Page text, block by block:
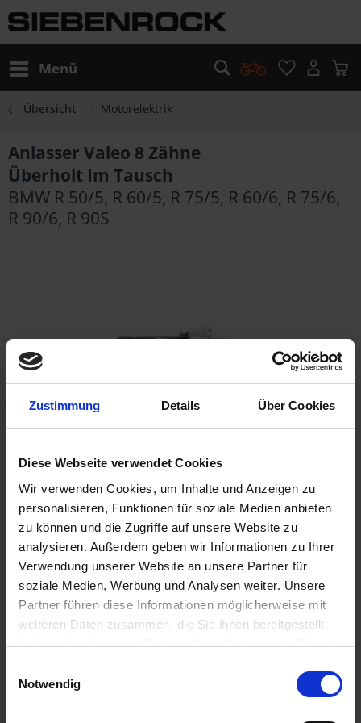
Zustimmung Details Über Cookies
Diese Webseite verwendet Cookies
Wir verwenden Cookies, um Inhalte und Anzeigen zu
personalisieren, Funktionen für soziale Medien anbieten
zu können und die Zugriffe auf unsere Website zu
analysieren. Außerdem geben wir Informationen zu Ihrer
Verwendung unserer Website an unsere Partner für
soziale Medien, Werbung und Analysen weiter. Unsere
Partner führen diese Informationen möglicherweise mit
weiteren Daten zusammen, die Sie ihnen bereitgestellt
haben oder die sie im Rahmen Ihrer Nutzung der Dienste
Cookies, wenn Sie unsere Webseite weiterhin nutzen.
Notwendig
Menü
Übersicht Motorelektrik
Anlasser Valeo 8 Zähne
Überholt Im Tausch
BMW R 50/5, R 60/5, R 75/5, R 60/6, R 75/6,
R 90/6, R 90S
259,00 €
inkl. ges. USt.,zzgl. Versandkosten
Sofort versandfertig, Lieferzeit ca. 2-4 Werktage innerhalb
Deutschlands
In denWarenkorb
Merken Bewerten
Beschreibung